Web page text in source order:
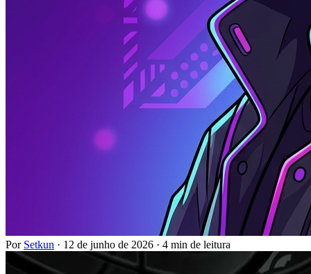
Por Setkun · 12 de junho de 2026 · 4 min de leitura